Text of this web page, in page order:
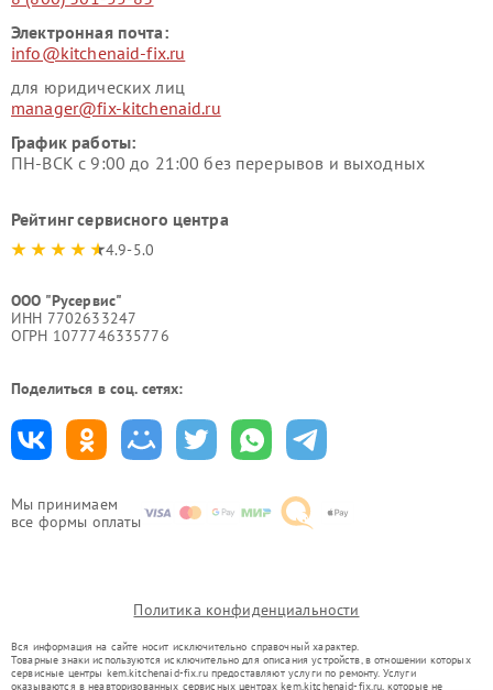
Мы принимаем
все формы оплаты
Электронная почта:
info@kitchenaid-fix.ru
для юридических лиц
manager@fix-kitchenaid.ru
График работы:
ПН-ВСК с 9:00 до 21:00 без перерывов и выходных
Рейтинг сервисного центра
4.9-5.0
ООО "Русервис"
ИНН 7702633247
ОГРН 1077746335776
Поделиться в соц. сетях:
Политика конфиденциальности
Вся информация на сайте носит исключительно справочный характер.
Товарные знаки используются исключительно для описания устройств, в отношении которых
сервисные центры kem.kitchenaid-fix.ru предоставляют услуги по ремонту. Услуги
оказываются в неавторизованных сервисных центрах kem.kitchenaid-fix.ru, которые не